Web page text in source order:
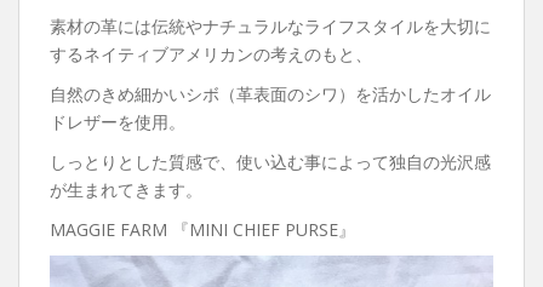
素材の革には伝統やナチュラルなライフスタイルを大切に
するネイティブアメリカンの考えのもと、
自然のきめ細かいシボ（革表面のシワ）を活かしたオイル
ドレザーを使用。
しっとりとした質感で、使い込む事によって独自の光沢感
が生まれてきます。
MAGGIE FARM 『MINI CHIEF PURSE』